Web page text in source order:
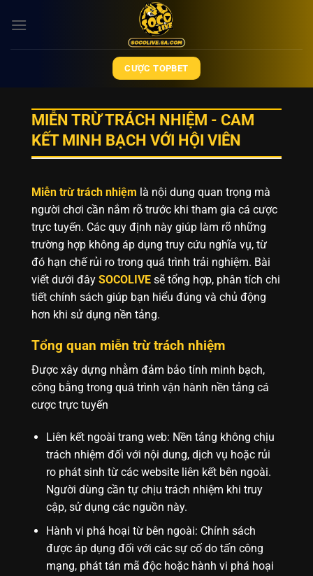
qua
CƯỢC TOPBET
MIỄN TRỪ TRÁCH NHIỆM - CAM
KẾT MINH BẠCH VỚI HỘI VIÊN
Miễn trừ trách nhiệm là nội dung quan trọng mà
người chơi cần nắm rõ trước khi tham gia cá cược
trực tuyến. Các quy định này giúp làm rõ những
trường hợp không áp dụng truy cứu nghĩa vụ, từ
đó hạn chế rủi ro trong quá trình trải nghiệm. Bài
viết dưới đây SOCOLIVE sẽ tổng hợp, phân tích chi
tiết chính sách giúp bạn hiểu đúng và chủ động
hơn khi sử dụng nền tảng.
Tổng quan miễn trừ trách nhiệm
Được xây dựng nhằm đảm bảo tính minh bạch,
công bằng trong quá trình vận hành nền tảng cá
cược trực tuyến
Liên kết ngoài trang web: Nền tảng không chịu
trách nhiệm đối với nội dung, dịch vụ hoặc rủi
ro phát sinh từ các website liên kết bên ngoài.
Người dùng cần tự chịu trách nhiệm khi truy
cập, sử dụng các nguồn này.
Hành vi phá hoại từ bên ngoài: Chính sách
được áp dụng đối với các sự cố do tấn công
mạng, phát tán mã độc hoặc hành vi phá hoại